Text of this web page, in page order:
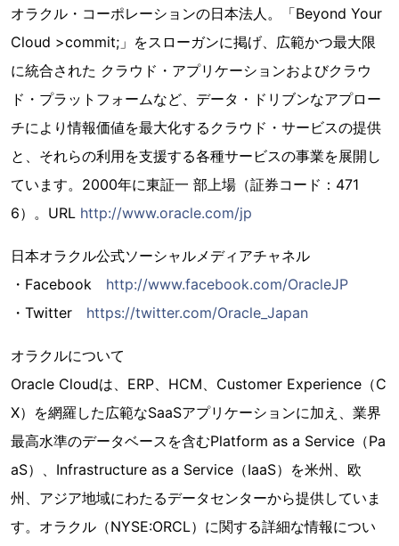
オラクル・コーポレーションの日本法人。「Beyond Your
Cloud >commit;」をスローガンに掲げ、広範かつ最大限
に統合された クラウド・アプリケーションおよびクラウ
ド・プラットフォームなど、データ・ドリブンなアプロー
チにより情報価値を最大化するクラウド・サービスの提供
と、それらの利用を支援する各種サービスの事業を展開し
ています。2000年に東証一 部上場（証券コード：471
6）。URL http://www.oracle.com/jp
日本オラクル公式ソーシャルメディアチャネル
・Facebook http://www.facebook.com/OracleJP
・Twitter https://twitter.com/Oracle_Japan
オラクルについて
Oracle Cloudは、ERP、HCM、Customer Experience（C
X）を網羅した広範なSaaSアプリケーションに加え、業界
最高水準のデータベースを含むPlatform as a Service（Pa
aS）、Infrastructure as a Service（IaaS）を米州、欧
州、アジア地域にわたるデータセンターから提供していま
す。オラクル（NYSE:ORCL）に関する詳細な情報につい